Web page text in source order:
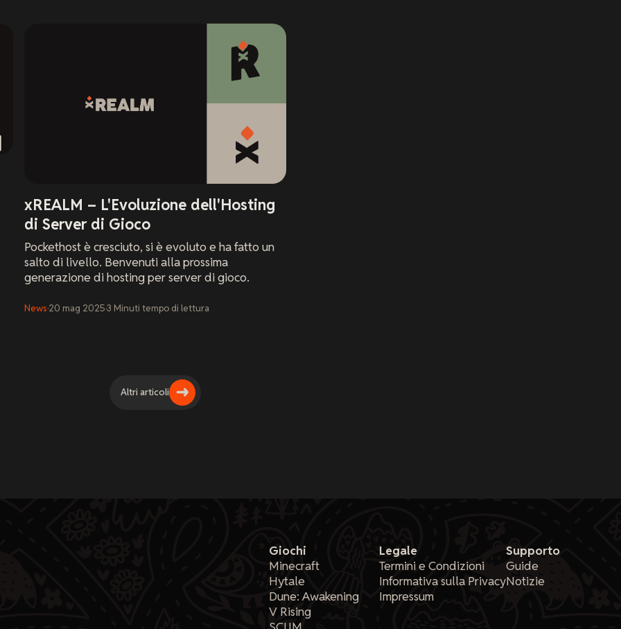
xREALM – L'Evoluzione dell'Hosting
di Server di Gioco
Pockethost è cresciuto, si è evoluto e ha fatto un
salto di livello. Benvenuti alla prossima
generazione di hosting per server di gioco.
News·20 mag 2025·3 Minuti tempo di lettura
Altri articoli
Giochi
Minecraft
Hytale
Dune: Awakening
V Rising
Legale
Termini e Condizioni
Informativa sulla Privacy
Impressum
Supporto
Guide
Notizie